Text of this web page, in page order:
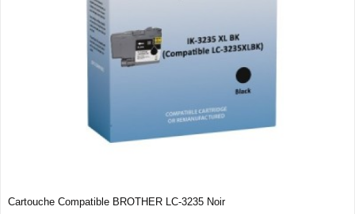
Cartouche Compatible BROTHER LC-3235 Noir